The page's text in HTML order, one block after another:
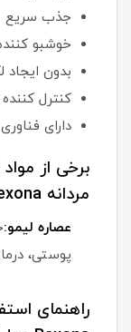
جذب سریع
خوشبو
بدون ایجاد
کنترل
دارای
برخی از
مردانه Rexona مدل XTRA COOL:
عصاره لیمو:
پوستی،
راهنمای